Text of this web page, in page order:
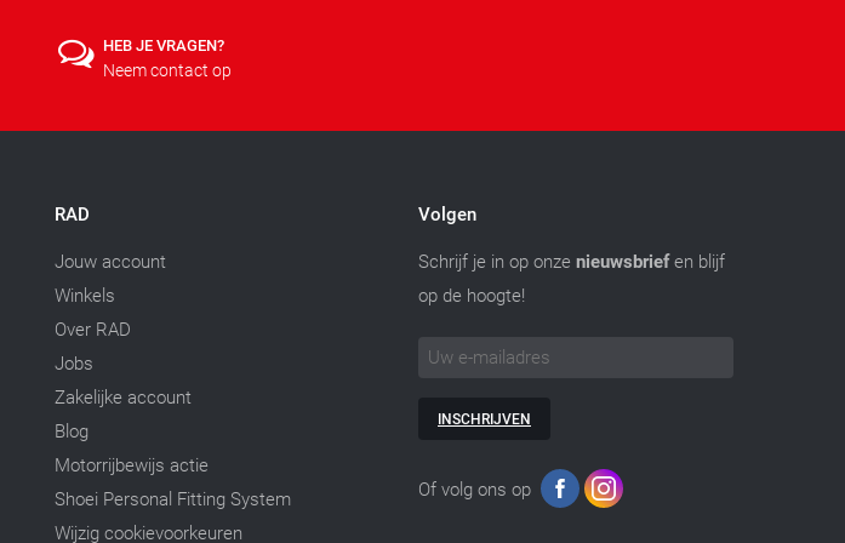
HEB JE VRAGEN?
Neem contact op
RAD
Jouw account
Winkels
Over RAD
Jobs
Zakelijke account
Blog
Motorrijbewijs actie
Shoei Personal Fitting System
Wijzig cookievoorkeuren
Volgen
Schrijf je in op onze nieuwsbriefen blijf
op de hoogte!
INSCHRIJVEN
Of volg ons op